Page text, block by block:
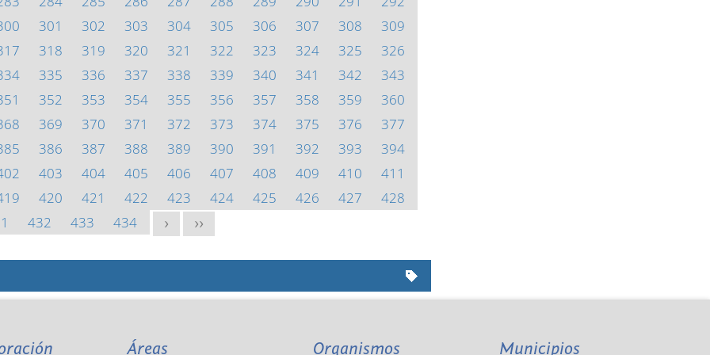
301 302 303 304 305 306 307 308
309
318 319 320 321 322 323 324 325
326
335 336 337 338 339 340 341 342
343
352 353 354 355 356 357 358 359
360
369 370 371 372 373 374 375 376
377
386 387 388 389 390 391 392 393
394
403 404 405 406 407 408 409 410
411
420 421 422 423 424 425 426 427
428
432 433 434 > >>
Áreas Organismos Municipios